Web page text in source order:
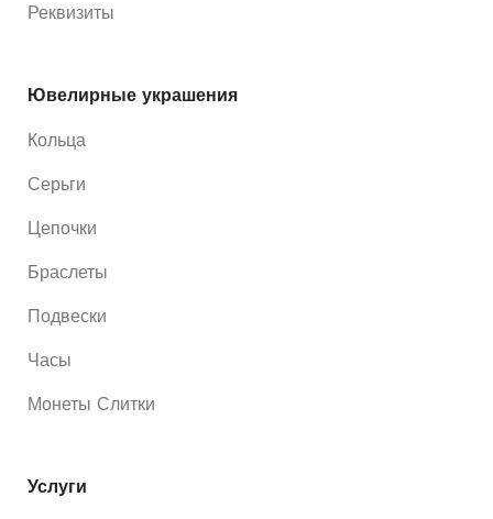
Реквизиты
Ювелирные украшения
Кольца
Серьги
Цепочки
Браслеты
Подвески
Часы
Монеты Слитки
Услуги